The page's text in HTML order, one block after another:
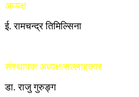
अध्यक्ष
ई. रामचन्द्र तिमिल्सिना
संस्थापक अध्यक्ष/सल्लाहकार
डा. राजु गुरुङ्ग